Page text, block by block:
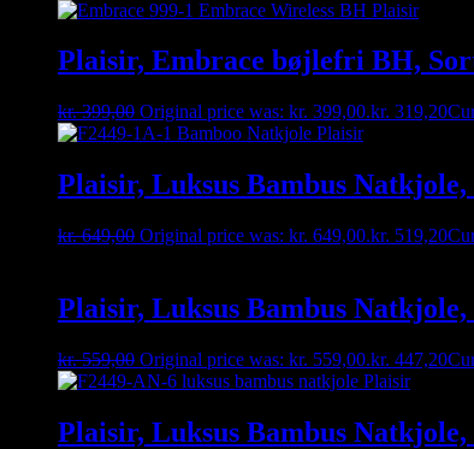
Plaisir, Embrace bøjlefri BH,
kr.399,00 Original price was: kr. 399,00.kr. 319,20
Plaisir, Luksus Bambus
kr.649,00 Original price was: kr. 649,00.kr. 519,20
Plaisir, Luksus Bambus Natkjole,
kr.559,00 Original price was: kr. 559,00.kr. 447,20
Plaisir, Luksus Bambus